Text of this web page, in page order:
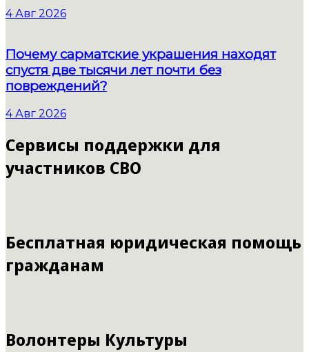
4 Авг 2026
Почему сарматские украшения находят
спустя две тысячи лет почти без
повреждений?
4 Авг 2026
Сервисы поддержки для
участников СВО
Бесплатная юридическая помощь
гражданам
Волонтеры Культуры